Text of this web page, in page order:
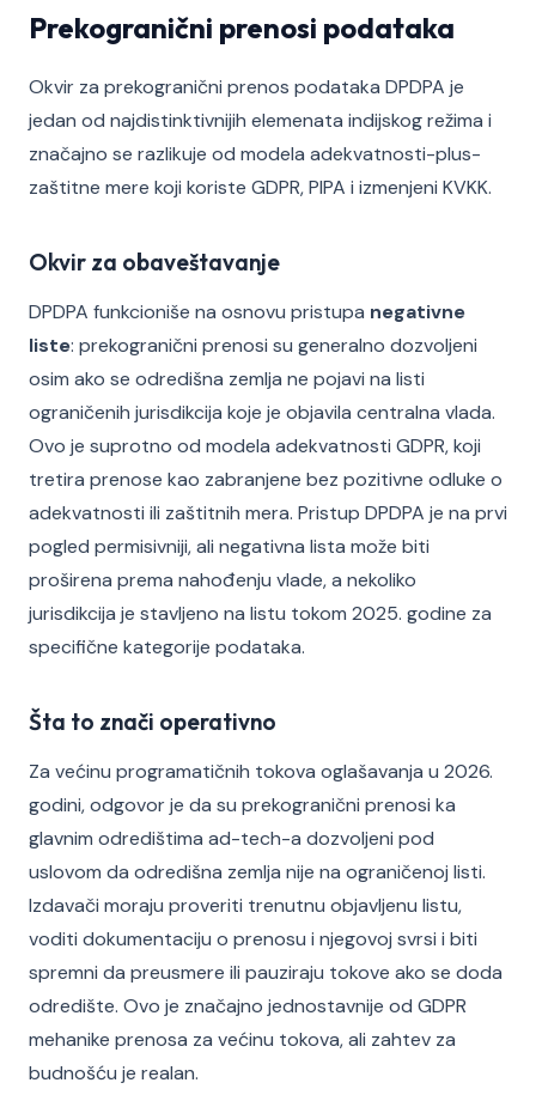
Prekogranični prenosi podataka
Okvir za prekogranični prenos podataka DPDPA je
jedan od najdistinktivnijih elemenata indijskog režima i
značajno se razlikuje od modela adekvatnosti-plus-
zaštitne mere koji koriste GDPR, PIPA i izmenjeni KVKK.
Okvir za obaveštavanje
DPDPA funkcioniše na osnovu pristupa negativne
liste: prekogranični prenosi su generalno dozvoljeni
osim ako se odredišna zemlja ne pojavi na listi
ograničenih jurisdikcija koje je objavila centralna vlada.
Ovo je suprotno od modela adekvatnosti GDPR, koji
tretira prenose kao zabranjene bez pozitivne odluke o
adekvatnosti ili zaštitnih mera. Pristup DPDPA je na prvi
pogled permisivniji, ali negativna lista može biti
proširena prema nahođenju vlade, a nekoliko
jurisdikcija je stavljeno na listu tokom 2025. godine za
specifične kategorije podataka.
Šta to znači operativno
Za većinu programatičnih tokova oglašavanja u 2026.
godini, odgovor je da su prekogranični prenosi ka
glavnim odredištima ad-tech-a dozvoljeni pod
uslovom da odredišna zemlja nije na ograničenoj listi.
Izdavači moraju proveriti trenutnu objavljenu listu,
voditi dokumentaciju o prenosu i njegovoj svrsi i biti
spremni da preusmere ili pauziraju tokove ako se doda
odredište. Ovo je značajno jednostavnije od GDPR
mehanike prenosa za većinu tokova, ali zahtev za
budnošću je realan.